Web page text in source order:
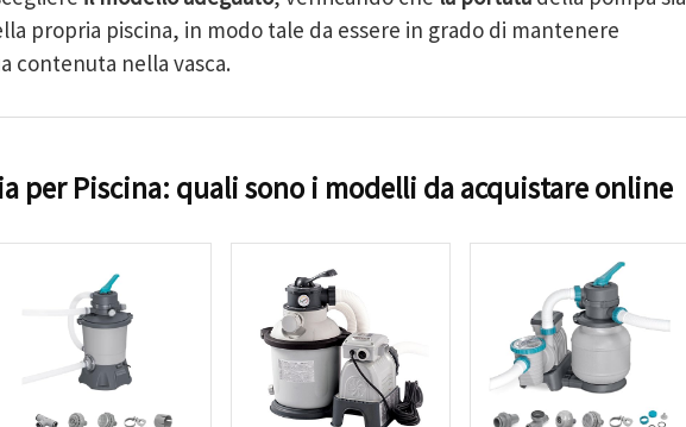
propria piscina, in modo tale da essere in grado di mantenere
contenuta nella vasca.
per Piscina: quali sono i modelli da acquistare online